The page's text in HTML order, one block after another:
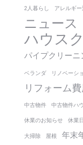
2人暮らし アレルギ
ニュース
ハウス
パイプクリーニ
ベランダ リノベーシ
リフォーム費
中古物件 中古物件ハ
休業のお知らせ 休業日
大掃除 屋根 年末